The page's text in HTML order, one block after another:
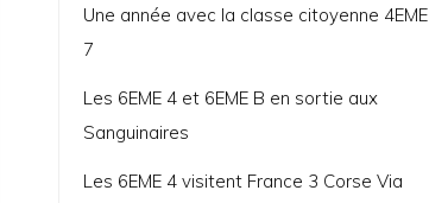
Une année avec la classe citoyenne 4EME
7
Les 6EME 4 et 6EME B en sortie aux
Sanguinaires
Les 6EME 4 visitent France 3 Corse Via